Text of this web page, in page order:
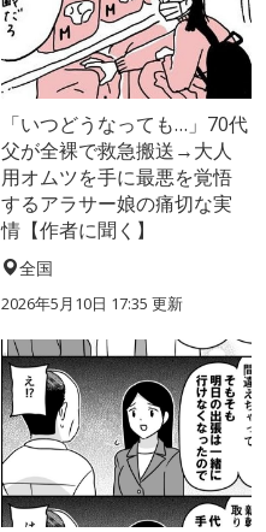
「いつどうなっても…」70代
父が全裸で救急搬送→大人
用オムツを手に最悪を覚悟
するアラサー娘の痛切な実
情【作者に聞く】
全国
2026年5月10日 17:35 更新